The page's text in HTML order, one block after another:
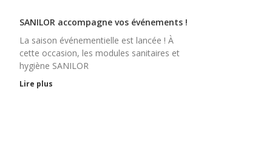
SANILOR accompagne vos événements !
La saison événementielle est lancée ! À
cette occasion, les modules sanitaires et
hygiène SANILOR
Lire plus